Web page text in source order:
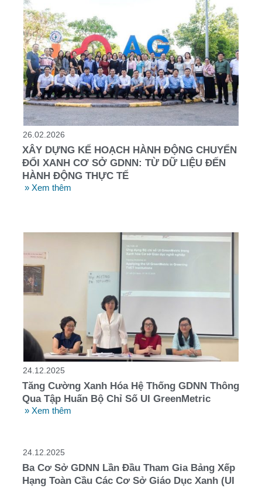
26.02.2026
XÂY DỰNG KẾ HOẠCH HÀNH ĐỘNG CHUYỂN
ĐỔI XANH CƠ SỞ GDNN: TỪ DỮ LIỆU ĐẾN
HÀNH ĐỘNG THỰC TẾ
» Xem thêm
24.12.2025
Tăng Cường Xanh Hóa Hệ Thống GDNN Thông
Qua Tập Huấn Bộ Chỉ Số UI GreenMetric
» Xem thêm
24.12.2025
Ba Cơ Sở GDNN Lần Đầu Tham Gia Bảng Xếp
Hạng Toàn Cầu Các Cơ Sở Giáo Dục Xanh (UI